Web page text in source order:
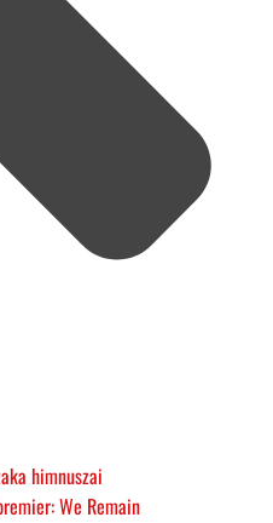
himnuszai
We Remain